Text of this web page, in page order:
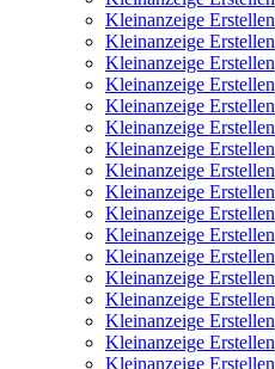
Kleinanzeige Erstellen
Kleinanzeige Erstellen
Kleinanzeige Erstellen
Kleinanzeige Erstellen
Kleinanzeige Erstellen
Kleinanzeige Erstellen
Kleinanzeige Erstellen
Kleinanzeige Erstellen
Kleinanzeige Erstellen
Kleinanzeige Erstellen
Kleinanzeige Erstellen
Kleinanzeige Erstellen
Kleinanzeige Erstellen
Kleinanzeige Erstellen
Kleinanzeige Erstellen
Kleinanzeige Erstellen
Kleinanzeige Erstellen